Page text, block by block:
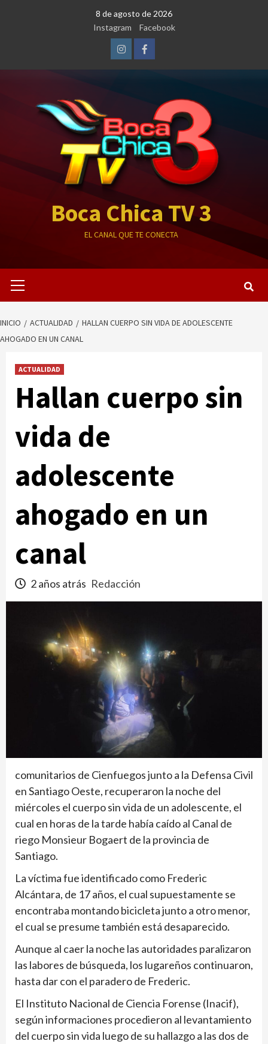
8 de agosto de 2026
Instagram
Facebook
InstagramFacebook
Boca Chica TV 3
EL CANAL QUE TE CONECTA
primario
INICIO ACTUALIDAD
HALLAN CUERPO SIN VIDA DE ADOLESCENTE
AHOGADO EN UN CANAL
ACTUALIDAD
Hallan cuerpo sin
vida de
adolescente
ahogado en un
canal
2 años atrás Redacción
comunitarios de Cienfuegos junto a la Defensa Civil
en Santiago Oeste, recuperaron la noche del
miércoles el cuerpo sin vida de un adolescente, el
cual en horas de la tarde había caído al Canal de
riego Monsieur Bogaert de la provincia de
Santiago.
La víctima fue identificado como Frederic
Alcántara, de 17 años, el cual supuestamente se
encontraba montando bicicleta junto a otro menor,
el cual se presume también está desaparecido.
Aunque al caer la noche las autoridades paralizaron
las labores de búsqueda, los lugareños continuaron,
hasta dar con el paradero de Frederic.
El Instituto Nacional de Ciencia Forense (Inacif),
según informaciones procedieron al levantamiento
del cuerpo sin vida luego de su hallazgo a las dos de